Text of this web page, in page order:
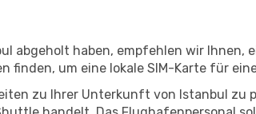
abgeholt haben, empfehlen wir
finden, um eine lokale SIM-Karte für
zu Ihrer Unterkunft von Istanbul zu